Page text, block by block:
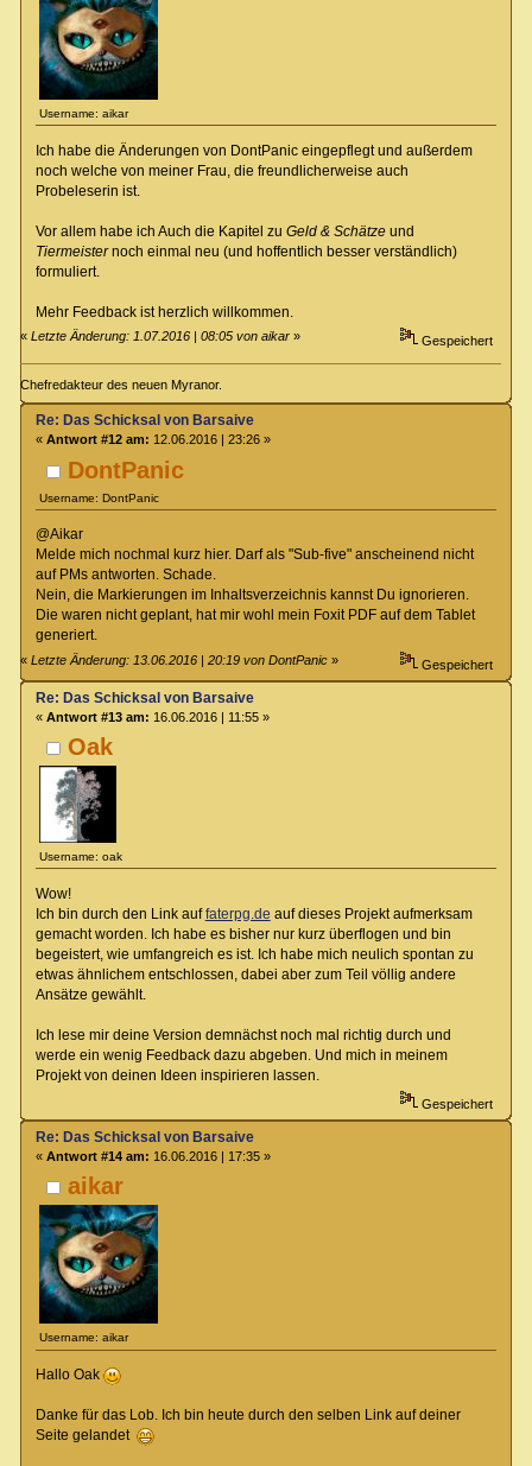
Username: aikar
Ich habe die Änderungen von DontPanic eingepflegt und außerdem
noch welche von meiner Frau, die freundlicherweise auch
Probeleserin ist.
Vor allem habe ich Auch die Kapitel zu Geld & Schätzeund
Tiermeisternoch einmal neu (und hoffentlich besser verständlich)
formuliert.
Mehr Feedback ist herzlich willkommen.
«Letzte Änderung: 1.07.2016 | 08:05 von aikar » Gespeichert
Chefredakteur des neuen Myranor.
DontPanic
Username: DontPanic
Re: Das Schicksal von Barsaive
« Antwort #12 am: 12.06.2016 | 23:26 »
@Aikar
Melde mich nochmal kurz hier. Darf als "Sub-five" anscheinend nicht
auf PMs antworten. Schade.
Nein, die Markierungen im Inhaltsverzeichnis kannst Du ignorieren.
Die waren nicht geplant, hat mir wohl mein Foxit PDF auf dem Tablet
generiert.
«Letzte Änderung: 13.06.2016 | 20:19 von DontPanic » Gespeichert
Oak
Username: oak
Re: Das Schicksal von Barsaive
« Antwort #13 am: 16.06.2016 | 11:55 »
Wow!
Ich bin durch den Link auffaterpg.de auf dieses Projekt aufmerksam
gemacht worden. Ich habe es bisher nur kurz überflogen und bin
begeistert, wie umfangreich es ist. Ich habe mich neulich spontan zu
etwas ähnlichem entschlossen, dabei aber zum Teil völlig andere
Ansätze gewählt.
Ich lese mir deine Version demnächst noch mal richtig durch und
werde ein wenig Feedback dazu abgeben. Und mich in meinem
Projekt von deinen Ideen inspirieren lassen.
Gespeichert
aikar
Username: aikar
Re: Das Schicksal von Barsaive
« Antwort #14 am: 16.06.2016 | 17:35 »
Hallo Oak
Danke für das Lob. Ich bin heute durch den selben Link auf deiner
Seite gelandet